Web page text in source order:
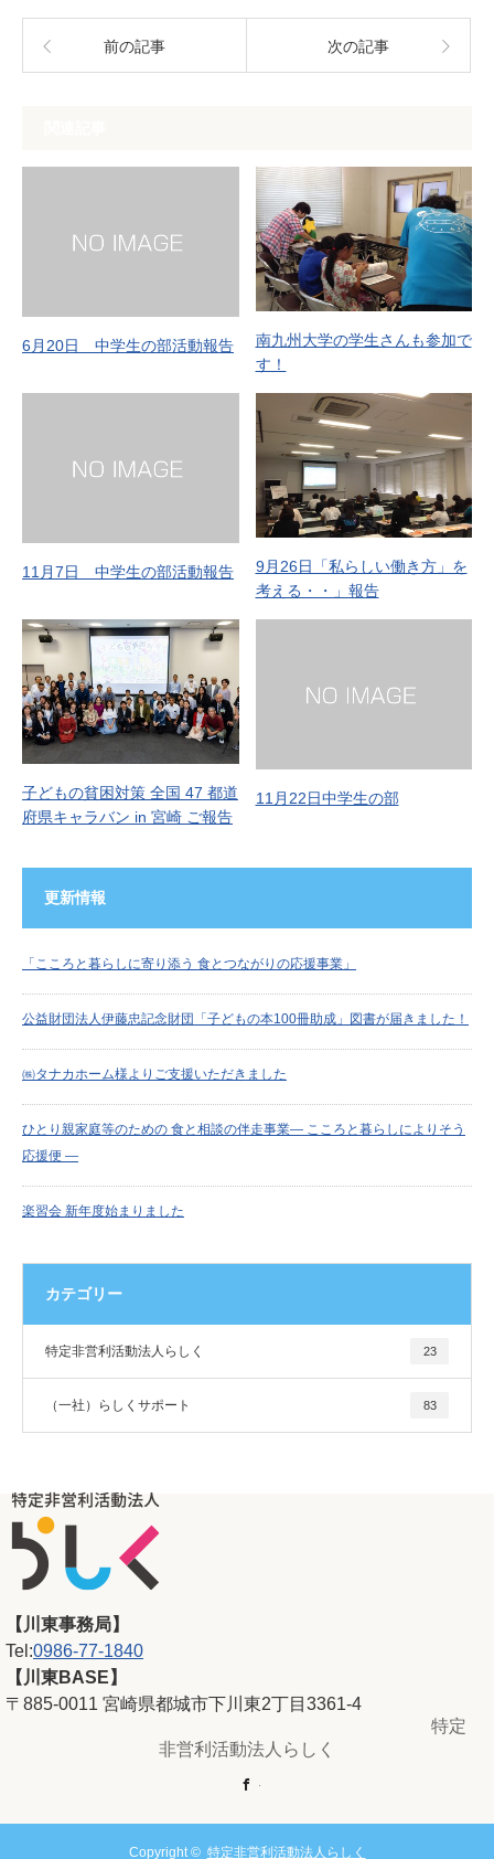
前の記事 次の記事
6月20日 中学生の部活動報告
南九州大学の学生さんも参加で
す！
11月7日 中学生の部活動報告
9月26日「私らしい働き方」を
考える・・」報告
子どもの貧困対策 全国 47 都道
府県キャラバン in 宮崎 ご報告
11月22日中学生の部
更新情報
「こころと暮らしに寄り添う 食とつながりの応援事業」
公益財団法人伊藤忠記念財団「子どもの本100冊助成」図書が届きました！
㈱タナカホーム様よりご支援いただきました
ひとり親家庭等のための 食と相談の伴走事業― こころと暮らしによりそう
応援便 ―
楽習会 新年度始まりました
カテゴリー
特定非営利活動法人らしく 23
（一社）らしくサポート 83
【川東事務局】
Tel:0986-77-1840
【川東BASE】
〒885-0011 宮崎県都城市下川東2丁目3361-4
特定
非営利活動法人らしく
Copyright © 特定非営利活動法人らしく